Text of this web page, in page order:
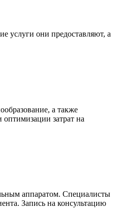
услуги они предоставляют, а
а также
затрат на
аппаратом. Специалисты
Запись на консультацию